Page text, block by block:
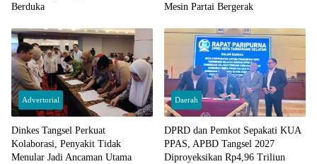
Berduka
Mesin Partai Bergerak
Advertorial
Dinkes Tangsel Perkuat
Kolaborasi, Penyakit Tidak
Menular Jadi Ancaman Utama
Daerah
DPRD dan Pemkot Sepakati KUA
PPAS, APBD Tangsel 2027
Diproyeksikan Rp4,96 Triliun